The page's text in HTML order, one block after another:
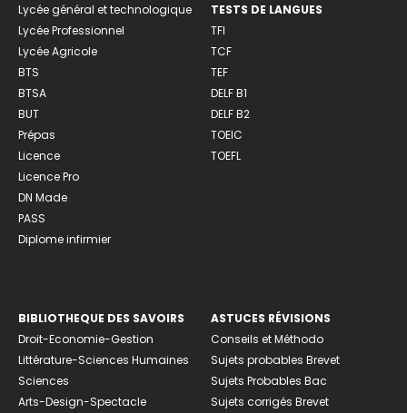
Lycée général et technologique
Lycée Professionnel
Lycée Agricole
BTS
BTSA
BUT
Prépas
Licence
Licence Pro
DN Made
PASS
Diplome infirmier
TESTS DE LANGUES
TFI
TCF
TEF
DELF B1
DELF B2
TOEIC
TOEFL
BIBLIOTHEQUE DES SAVOIRS
Droit-Economie-Gestion
Littérature-Sciences Humaines
Sciences
Arts-Design-Spectacle
ASTUCES RÉVISIONS
Conseils et Méthodo
Sujets probables Brevet
Sujets Probables Bac
Sujets corrigés Brevet